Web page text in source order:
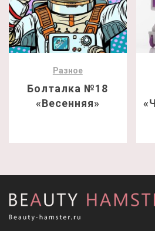
Разное
Болталка №18
«Весенняя»